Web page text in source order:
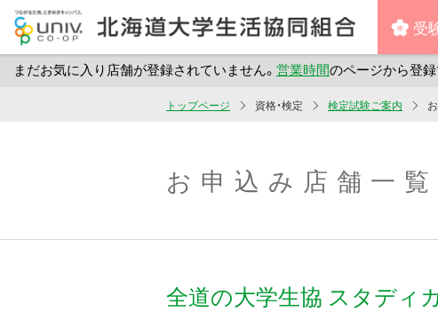
ン
受
まだお気に入り店舗が登録されていません。 営業時間のページから登録
トップページ 資格・検定 検定試験ご案内
お申込み店舗一覧
全道の大学生協 スタディ